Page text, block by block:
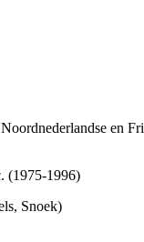
en
(1975-1996)
Snoek)